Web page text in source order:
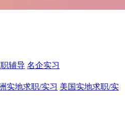
辅导 名企实习
实地求职/实习 美国实地求职/实